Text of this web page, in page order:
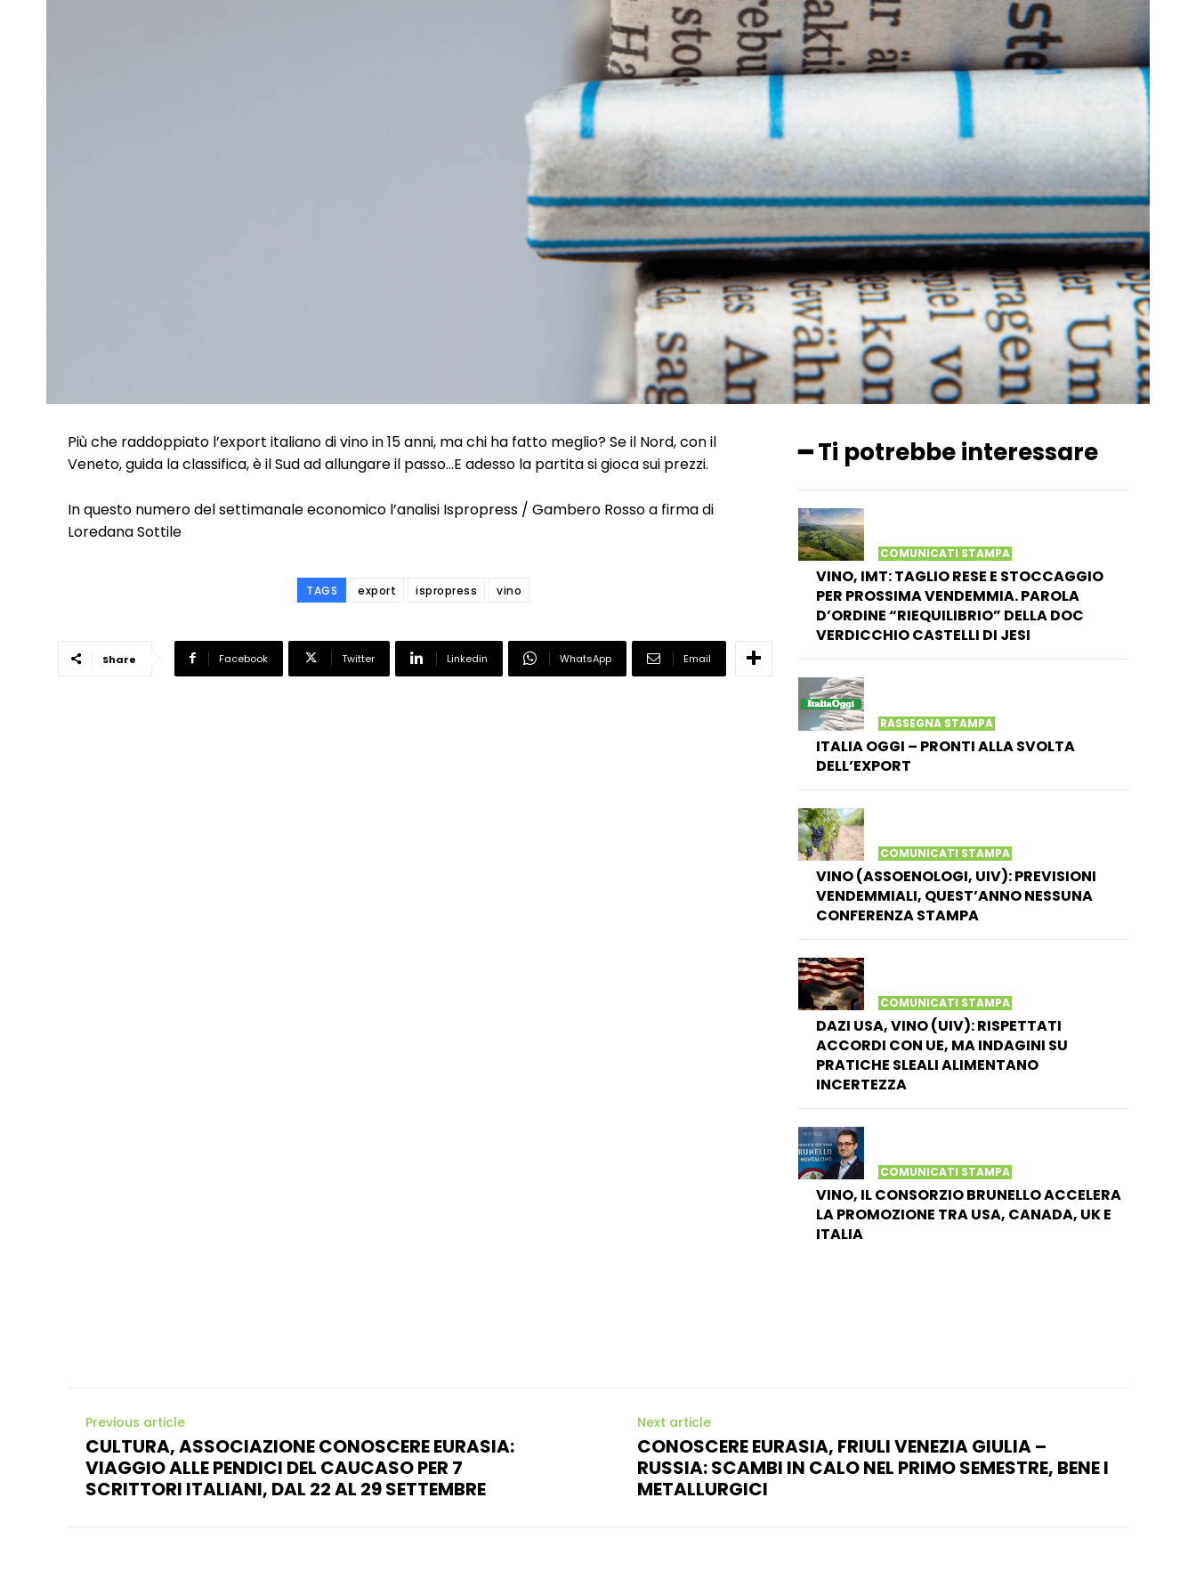
Più che raddoppiato l’export italiano di vino in 15 anni, ma chi ha fatto meglio? Se il Nord, con il
Veneto, guida la classifica, è il Sud ad allungare il passo…E adesso la partita si gioca sui prezzi.
In questo numero del settimanale economico l’analisi Ispropress / Gambero Rosso a firma di
Loredana Sottile
TAGS export ispropress vino
Share Facebook Twitter Linkedin WhatsApp Email
━ Ti potrebbe interessare
COMUNICATI STAMPA
VINO, IMT: TAGLIO RESE E STOCCAGGIO
PER PROSSIMA VENDEMMIA. PAROLA
D’ORDINE “RIEQUILIBRIO” DELLA DOC
VERDICCHIO CASTELLI DI JESI
RASSEGNA STAMPA
ITALIA OGGI – PRONTI ALLA SVOLTA
DELL’EXPORT
COMUNICATI STAMPA
VINO (ASSOENOLOGI, UIV): PREVISIONI
VENDEMMIALI, QUEST’ANNO NESSUNA
CONFERENZA STAMPA
COMUNICATI STAMPA
DAZI USA, VINO (UIV): RISPETTATI
ACCORDI CON UE, MA INDAGINI SU
PRATICHE SLEALI ALIMENTANO
INCERTEZZA
COMUNICATI STAMPA
VINO, IL CONSORZIO BRUNELLO ACCELERA
LA PROMOZIONE TRA USA, CANADA, UK E
ITALIA
Previous article
CULTURA, ASSOCIAZIONE CONOSCERE EURASIA:
VIAGGIO ALLE PENDICI DEL CAUCASO PER 7
SCRITTORI ITALIANI, DAL 22 AL 29 SETTEMBRE
Next article
CONOSCERE EURASIA, FRIULI VENEZIA GIULIA –
RUSSIA: SCAMBI IN CALO NEL PRIMO SEMESTRE, BENE I
METALLURGICI